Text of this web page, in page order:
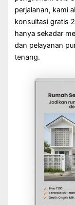
perjalanan, kami
konsultasi gratis
hanya sekadar
dan pelayanan
tenang.